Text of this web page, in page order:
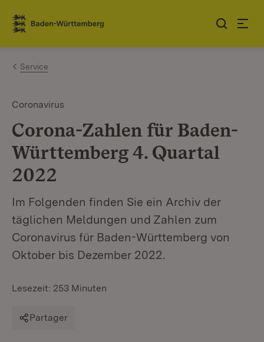
Sauter au contenu
Link zur Startseite
Service
Coronavirus
Corona-Zahlen für Baden-
Württemberg 4. Quartal
2022
Im Folgenden finden Sie ein Archiv der
täglichen Meldungen und Zahlen zum
Coronavirus für Baden-Württemberg von
Oktober bis Dezember 2022.
Lesezeit: 253 Minuten
Partager